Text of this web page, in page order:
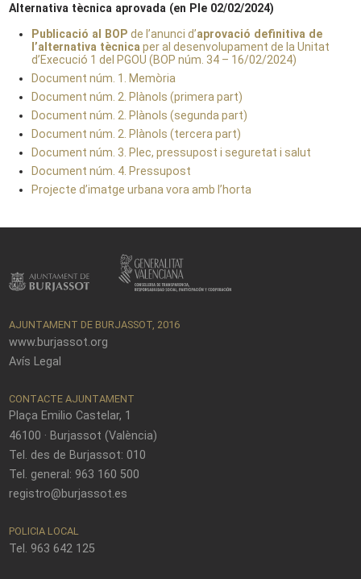
Alternativa tècnica aprovada (en Ple 02/02/2024)
Publicació al BOP de l’anunci d’aprovació definitiva de
l’alternativa tècnica per al desenvolupament de la Unitat
d’Execució 1 del PGOU (BOP núm. 34 – 16/02/2024)
Document núm. 1. Memòria
Document núm. 2. Plànols (primera part)
Document núm. 2. Plànols (segunda part)
Document núm. 2. Plànols (tercera part)
Document núm. 3. Plec, pressupost i seguretat i salut
Document núm. 4. Pressupost
Projecte d’imatge urbana vora amb l’horta
AJUNTAMENT DE BURJASSOT, 2016
www.burjassot.org
Avís Legal
CONTACTE AJUNTAMENT
Plaça Emilio Castelar, 1
46100 · Burjassot (València)
Tel. des de Burjassot: 010
Tel. general: 963 160 500
registro@burjassot.es
POLICIA LOCAL
Tel. 963 642 125